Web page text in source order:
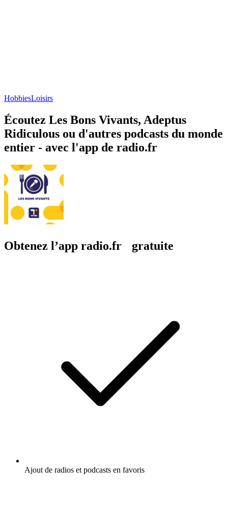
HobbiesLoisirs
Écoutez Les Bons Vivants, Adeptus
Ridiculous ou d'autres podcasts du monde
entier - avec l'app de radio.fr
Obtenez l’app radio.fr gratuite
Ajout de radios et podcasts en favoris